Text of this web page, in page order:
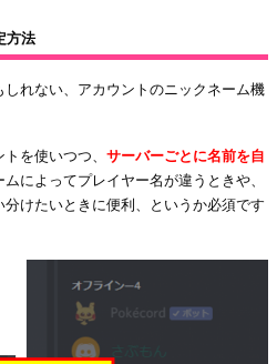
方法
れない、アカウントのニックネーム機
を使いつつ、 サーバーごとに名前を自
によってプレイヤー名が違うときや、
けたいときに便利、というか必須です